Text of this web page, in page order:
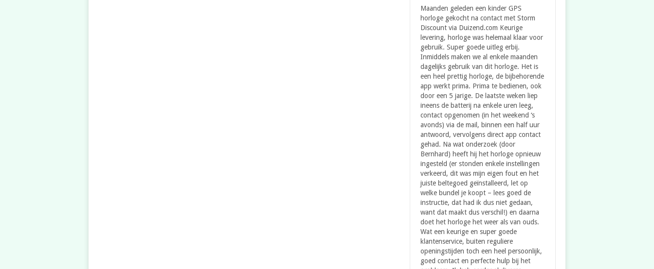
Maanden geleden een kinder GPS
horloge gekocht na contact met Storm
Discount via Duizend.com Keurige
levering, horloge was helemaal klaar voor
gebruik. Super goede uitleg erbij.
Inmiddels maken we al enkele maanden
dagelijks gebruik van dit horloge. Het is
een heel prettig horloge, de bijbehorende
app werkt prima. Prima te bedienen, ook
door een 5 jarige. De laatste weken liep
ineens de batterij na enkele uren leeg,
contact opgenomen (in het weekend ‘s
avonds) via de mail, binnen een half uur
antwoord, vervolgens direct app contact
gehad. Na wat onderzoek (door
Bernhard) heeft hij het horloge opnieuw
ingesteld (er stonden enkele instellingen
verkeerd, dit was mijn eigen fout en het
juiste beltegoed geïnstalleerd, let op
welke bundel je koopt – lees goed de
instructie, dat had ik dus niet gedaan,
want dat maakt dus verschil!) en daarna
doet het horloge het weer als van ouds.
Wat een keurige en super goede
klantenservice, buiten reguliere
openingstijden toch een heel persoonlijk,
goed contact en perfecte hulp bij het